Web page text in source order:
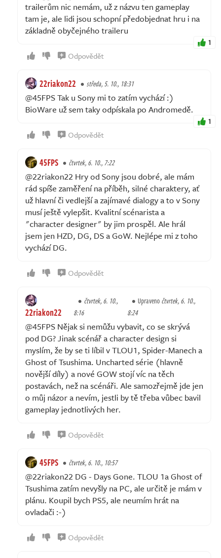
trailerům nic nemám, už z názvu ten gameplay
tam je, ale lidi jsou schopní předobjednat hru i na
základně obyčejného traileru
1
Odpovědět
22riakon22 středa, 5. 10., 18:31
@45FPS Tak u Sony mi to zatím vychází :)
BioWare už sem taky odpískala po Andromedě.
1
Odpovědět
45FPS čtvrtek, 6. 10., 7:22
@22riakon22 Hry od Sony jsou dobré, ale mám
rád spíše zaměření na příběh, silné charaktery, ať
už hlavní či vedlejší a zajímavé dialogy a to v Sony
musí ještě vylepšit. Kvalitní scénarista a
"character designer" by jim prospěl. Ale hrál
jsem jen HZD, DG, DS a GoW. Nejlépe mi z toho
vychází DG.
Odpovědět
22riakon22
čtvrtek, 6. 10.,
8:16
Upravenočtvrtek, 6. 10.,
8:24
@45FPS Nějak si nemůžu vybavit, co se skrývá
pod DG? Jinak scénář a character design si
myslím, že by se ti líbil v TLOU1, Spider-Manech a
Ghost of Tsushima. Uncharted série (hlavně
novější díly) a nové GOW stojí víc na těch
postavách, než na scénáři. Ale samozřejmě jde jen
o můj názor a nevím, jestli by tě třeba vůbec bavil
gameplay jednotlivých her.
Odpovědět
45FPS čtvrtek, 6. 10., 10:57
@22riakon22 DG - Days Gone. TLOU 1a Ghost of
Tsushima zatím nevyšly na PC, ale určitě je mám v
plánu. Koupil bych PS5, ale neumím hrát na
ovladači :-)
Odpovědět